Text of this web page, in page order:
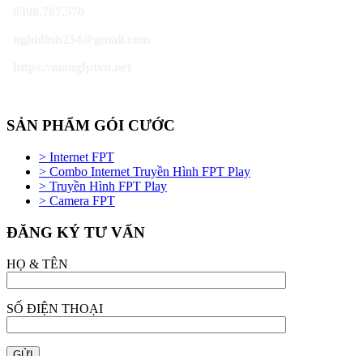
SẢN PHẨM GÓI CƯỚC
> Internet FPT
> Combo Internet Truyền Hình FPT Play
> Truyền Hình FPT Play
> Camera FPT
ĐĂNG KÝ TƯ VẤN
HỌ & TÊN
SỐ ĐIỆN THOẠI